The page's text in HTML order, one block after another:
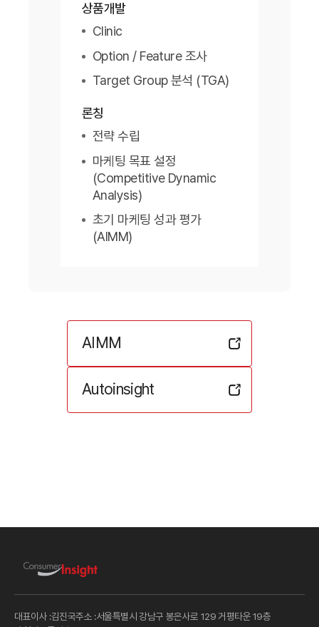
상품개발
Clinic
Option / Feature 조사
Target Group 분석 (TGA)
론칭
전략 수립
마케팅 목표 설정
(Competitive Dynamic
Analysis)
초기 마케팅 성과 평가
(AIMM)
AIMM
Autoinsight
대표이사 :김진국주소 :서울특별시 강남구 봉은사로 129 거평타운 19층